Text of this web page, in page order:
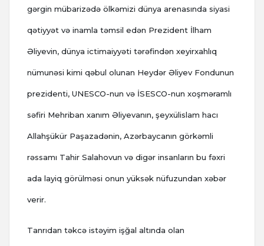
gərgin mübarizədə ölkəmizi dünya arenasında siyasi
qətiyyət və inamla təmsil edən Prezident İlham
Əliyevin, dünya ictimaiyyəti tərəfindən xeyirxahlıq
nümunəsi kimi qəbul olunan Heydər Əliyev Fondunun
prezidenti, UNESCO-nun və İSESCO-nun xoşməramlı
səfiri Mehriban xanım Əliyevanın, şeyxülislam hacı
Allahşükür Paşazadənin, Azərbaycanın görkəmli
rəssamı Tahir Salahovun və digər insanların bu fəxri
ada layiq görülməsi onun yüksək nüfuzundan xəbər
verir.
Tanrıdan təkcə istəyim işğal altında olan